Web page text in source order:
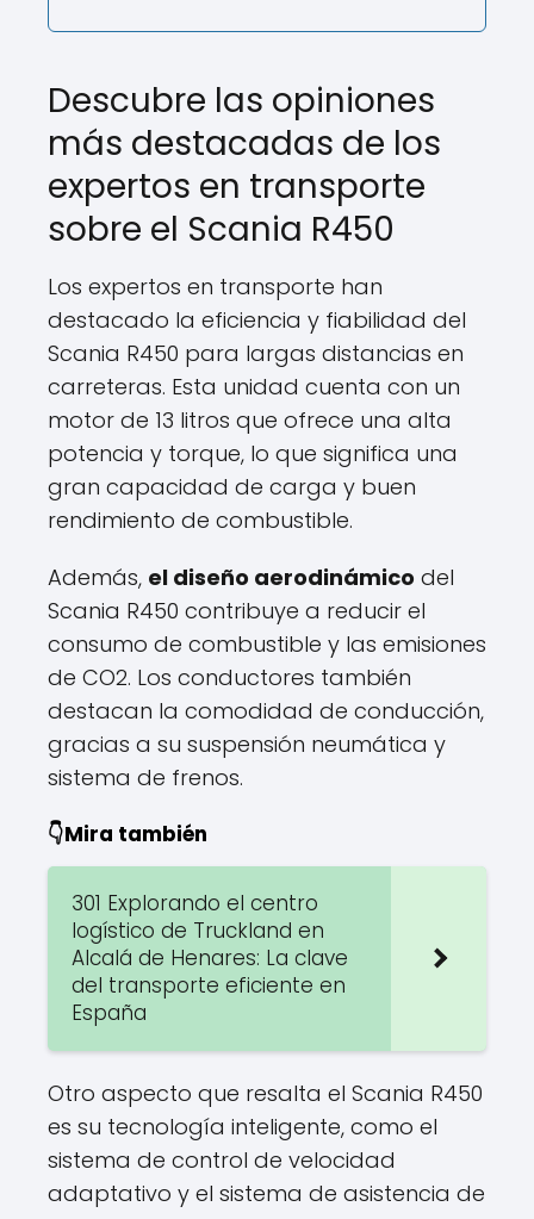
Descubre las opiniones
más destacadas de los
expertos en transporte
sobre el Scania R450
Los expertos en transporte han
destacado la eficiencia y fiabilidad del
Scania R450 para largas distancias en
carreteras. Esta unidad cuenta con un
motor de 13 litros que ofrece una alta
potencia y torque, lo que significa una
gran capacidad de carga y buen
rendimiento de combustible.
Además, el diseño aerodinámico del
Scania R450 contribuye a reducir el
consumo de combustible y las emisiones
de CO2. Los conductores también
destacan la comodidad de conducción,
gracias a su suspensión neumática y
sistema de frenos.
👇Mira también
301 Explorando el centro
logístico de Truckland en
Alcalá de Henares: La clave
del transporte eficiente en
España
Otro aspecto que resalta el Scania R450
es su tecnología inteligente, como el
sistema de control de velocidad
adaptativo y el sistema de asistencia de